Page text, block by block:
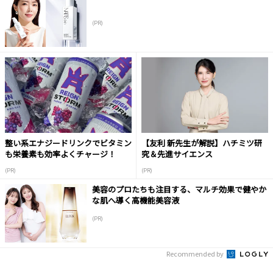
(PR)
整い系エナジードリンクでビタミン
も栄養素も効率よくチャージ！
(PR)
【友利 新先生が解説】ハチミツ研
究＆先進サイエンス
(PR)
美容のプロたちも注目する、マルチ効果で健やか
な肌へ導く高機能美容液
(PR)
Recommended by